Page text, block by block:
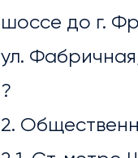
шоссе до г.
ул.
?
2.